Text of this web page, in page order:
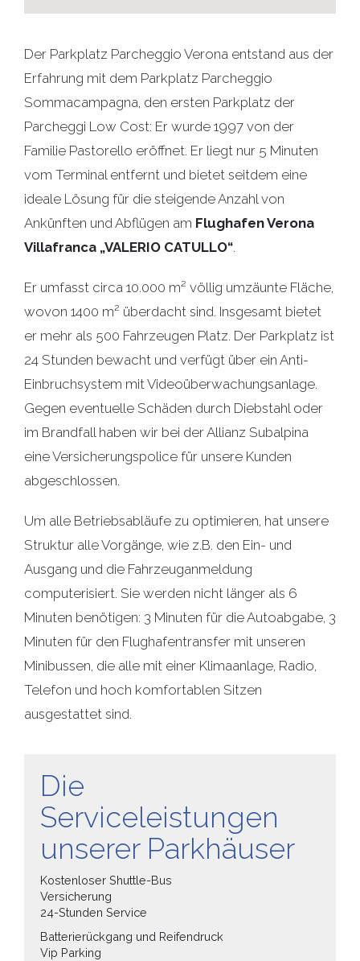
Der Parkplatz Parcheggio Verona entstand aus der
Erfahrung mit dem Parkplatz Parcheggio
Sommacampagna, den ersten Parkplatz der
Parcheggi Low Cost: Er wurde 1997 von der
Familie Pastorello eröffnet. Er liegt nur 5 Minuten
vom Terminal entfernt und bietet seitdem eine
ideale Lösung für die steigende Anzahl von
Ankünften und Abflügen am Flughafen Verona
Villafranca „VALERIO CATULLO“.
Er umfasst circa 10.000 m² völlig umzäunte Fläche,
wovon 1400 m² überdacht sind. Insgesamt bietet
er mehr als 500 Fahrzeugen Platz. Der Parkplatz ist
24 Stunden bewacht und verfügt über ein Anti-
Einbruchsystem mit Videoüberwachungsanlage.
Gegen eventuelle Schäden durch Diebstahl oder
im Brandfall haben wir bei der Allianz Subalpina
eine Versicherungspolice für unsere Kunden
abgeschlossen.
Um alle Betriebsabläufe zu optimieren, hat unsere
Struktur alle Vorgänge, wie z.B. den Ein- und
Ausgang und die Fahrzeuganmeldung
computerisiert. Sie werden nicht länger als 6
Minuten benötigen: 3 Minuten für die Autoabgabe, 3
Minuten für den Flughafentransfer mit unseren
Minibussen, die alle mit einer Klimaanlage, Radio,
Telefon und hoch komfortablen Sitzen
ausgestattet sind.
Die
Serviceleistungen
unserer Parkhäuser
Kostenloser Shuttle-Bus
Versicherung
24-Stunden Service
Batterierückgang und Reifendruck
Vip Parking